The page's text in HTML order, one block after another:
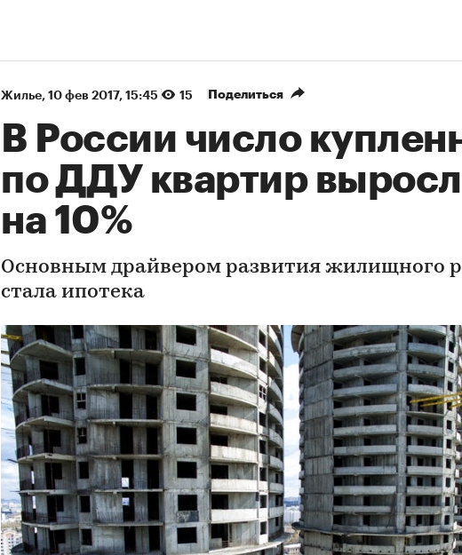
Жилье⁠, 10 фев 2017, 15:45 15 Поделиться
В России число
по ДДУ квартир
на 10%
Основным драйвером развития жилищного
стала ипотека